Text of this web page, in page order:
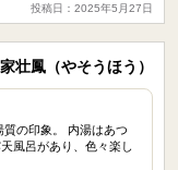
投稿日：2025年5月27日
壮鳳（やそうほう）
風呂があり、色々楽し